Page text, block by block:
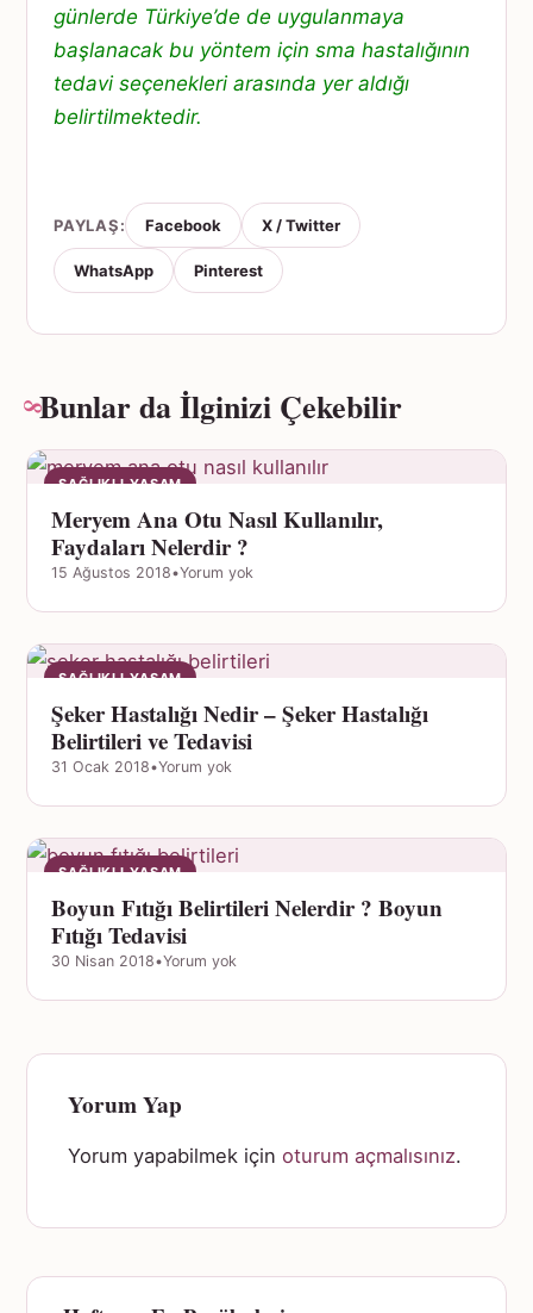
günlerde Türkiye’de de uygulanmaya
başlanacak bu yöntem için sma hastalığının
tedavi seçenekleri arasında yer aldığı
belirtilmektedir.
PAYLAŞ: Facebook X / Twitter
WhatsApp Pinterest
Bunlar da İlginizi Çekebilir
SAĞLIKLI YAŞAM
Meryem Ana Otu Nasıl Kullanılır,
Faydaları Nelerdir ?
15 Ağustos 2018•Yorum yok
SAĞLIKLI YAŞAM
Şeker Hastalığı Nedir – Şeker Hastalığı
Belirtileri ve Tedavisi
31 Ocak 2018•Yorum yok
SAĞLIKLI YAŞAM
Boyun Fıtığı Belirtileri Nelerdir ? Boyun
Fıtığı Tedavisi
30 Nisan 2018•Yorum yok
Yorum Yap
Yorum yapabilmek için oturum açmalısınız.